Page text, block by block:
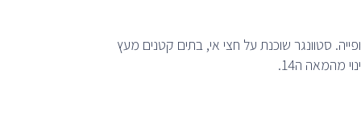
סטוונגר שוכנת על חצי אי, בתים קטנים מעץ
מהמאה ה14.